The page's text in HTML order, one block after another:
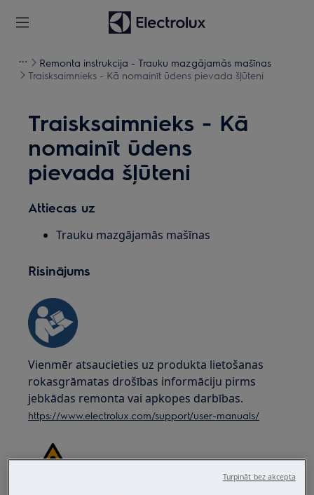
Remonta instrukcija - Trauku mazgājamās mašīnas
Traisksaimnieks - Kā nomainīt ūdens pievada šļūteni
Traisksaimnieks - Kā
nomainīt ūdens
pievada šļūteni
Attiecas uz
Trauku mazgājamās mašīnas
Risinājums
Vienmēr atsaucieties uz produkta lietošanas
rokasgrāmatas drošības informāciju pirms
jebkādas remonta vai apkopes darbības.
https://www.electrolux.com/support/user-manuals/
Turpināt bez akcepta